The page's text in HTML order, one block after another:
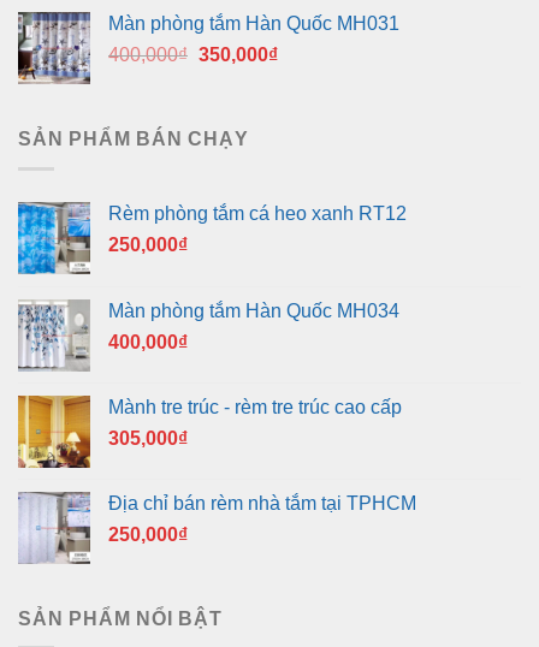
400,000₫.là:
350,000₫.
Màn phòng tắm Hàn Quốc MH031
400,000₫ Giá
400,000₫.
350,000₫Giá
SẢN PHẨM BÁN CHẠY
Rèm phòng tắm cá heo xanh RT12
250,000₫
Màn phòng tắm Hàn Quốc MH034
400,000₫
Mành tre trúc - rèm tre trúc cao cấp
305,000₫
Địa chỉ bán rèm nhà tắm tại TPHCM
250,000₫
SẢN PHẨM NỔI BẬT